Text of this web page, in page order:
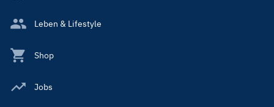
Leben & Lifestyle
Shop
Jobs